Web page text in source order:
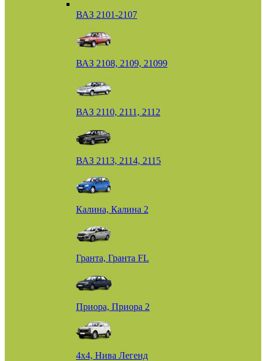
ВАЗ 2101-2107
ВАЗ 2108, 2109, 21099
ВАЗ 2110, 2111, 2112
ВАЗ 2113, 2114, 2115
Калина, Калина 2
Гранта, Гранта FL
Приора, Приора 2
4х4, Нива Легенд